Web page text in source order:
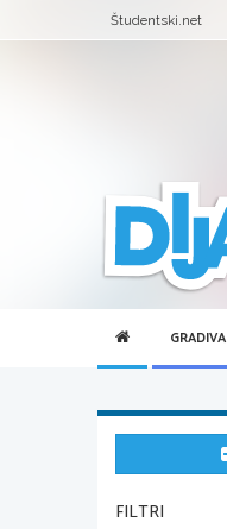
Študentski.net
GRADIVA
FILTRI